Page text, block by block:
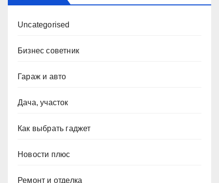
Uncategorised
Бизнес советник
Гараж и авто
Дача, участок
Как выбрать гаджет
Новости плюс
Ремонт и отделка